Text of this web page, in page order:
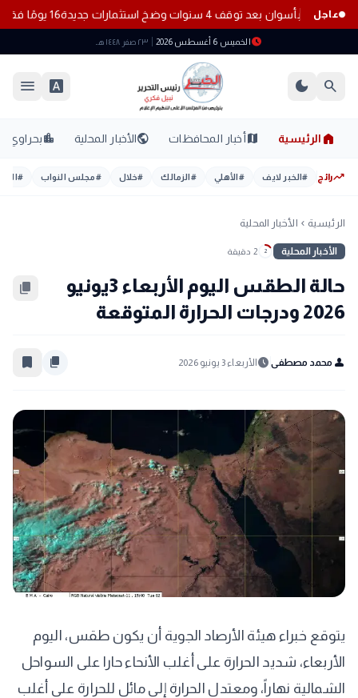
عاجل
بأسوان بعد توقف 4 سنوات وضخ استثمارات جديدة 16 يومًا فقط للتقديم في حج القرعة 2027 وهذه طرق التسجيل الرسمية
scheduleالخميس 6 أغسطس 2026 ٢٣ صفر ١٤٤٨ هـ
search
dark_mode
font_download
menu
home الرئيسية mapأخبار المحافظات publicالأخبار المحلية location_cityبحراوي
trending_upرائج #الخبر لايف #الأهلي #الزمالك #خلال #مجلس النواب #
الرئيسية chevron_left الأخبار المحلية
الأخبار المحلية 2 2 دقيقة
حالة الطقس اليوم الأربعاء 3يونيو
2026 ودرجات الحرارة المتوقعة
content_copy
person محمد مصطفى schedule الأربعاء 3 يونيو 2026 content_copy
bookmark_border
يتوقع خبراء هيئة الأرصاد الجوية أن يكون طقس، اليوم
الأربعاء، شديد الحرارة على أغلب الأنحاء حارا على السواحل
الشمالية نهاراً، ومعتدل الحرارة إلى مائل للحرارة على أغلب